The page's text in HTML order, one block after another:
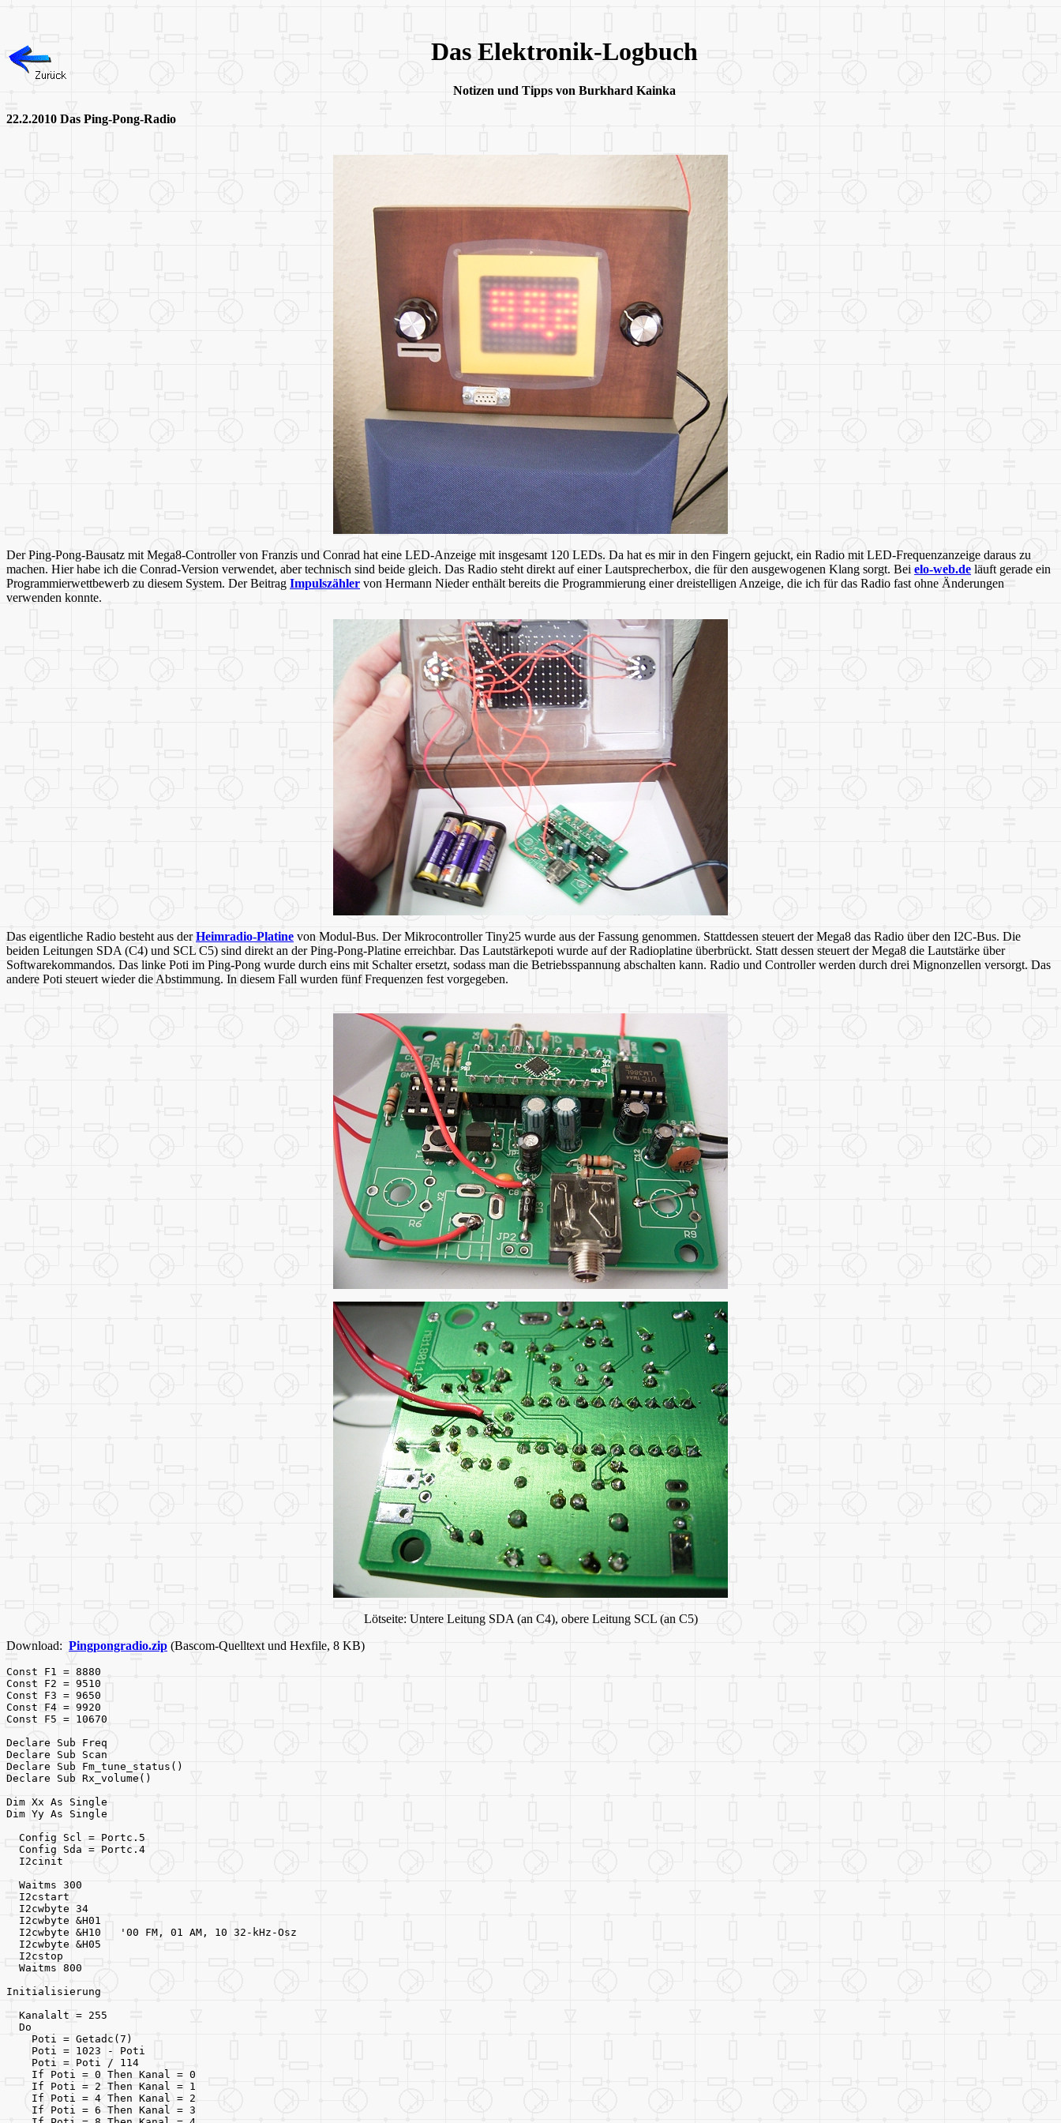
Das Elektronik-Logbuch
Notizen und Tipps von Burkhard Kainka
22.2.2010 Das Ping-Pong-Radio
Der Ping-Pong-Bausatz mit Mega8-Controller von Franzis und Conrad hat eine LED-Anzeige mit insgesamt 120 LEDs. Da hat es mir in den Fingern gejuckt, ein Radio mit LED-Frequenzanzeige daraus zu
machen. Hier habe ich die Conrad-Version verwendet, aber technisch sind beide gleich. Das Radio steht direkt auf einer Lautsprecherbox, die für den ausgewogenen Klang sorgt. Bei elo-web.de läuft gerade ein
Programmierwettbewerb zu diesem System. Der Beitrag Impulszähler von Hermann Nieder enthält bereits die Programmierung einer dreistelligen Anzeige, die ich für das Radio fast ohne Änderungen
verwenden konnte.
Das eigentliche Radio besteht aus derHeimradio-Platine von Modul-Bus. Der Mikrocontroller Tiny25 wurde aus der Fassung genommen. Stattdessen steuert der Mega8 das Radio über den I2C-Bus. Die
beiden Leitungen SDA (C4) und SCL C5) sind direkt an der Ping-Pong-Platine erreichbar. Das Lautstärkepoti wurde auf der Radioplatine überbrückt. Statt dessen steuert der Mega8 die Lautstärke über
Softwarekommandos. Das linke Poti im Ping-Pong wurde durch eins mit Schalter ersetzt, sodass man die Betriebsspannung abschalten kann. Radio und Controller werden durch drei Mignonzellen versorgt. Das
andere Poti steuert wieder die Abstimmung. In diesem Fall wurden fünf Frequenzen fest vorgegeben.
Lötseite: Untere Leitung SDA (an C4), obere Leitung SCL (an C5)
Download: Pingpongradio.zip (Bascom-Quelltext und Hexfile, 8 KB)
Const F1 = 8880
Const F2 = 9510
Const F3 = 9650
Const F4 = 9920
Const F5 = 10670
Declare Sub Freq
Declare Sub Scan
Declare Sub Fm_tune_status()
Declare Sub Rx_volume()
Dim Xx As Single
Dim Yy As Single
  Config Scl = Portc.5
  Config Sda = Portc.4
  I2cinit
  Waitms 300
  I2cstart
  I2cwbyte 34
  I2cwbyte &H01
  I2cwbyte &H10   '00 FM, 01 AM, 10 32-kHz-Osz
  I2cwbyte &H05
  I2cstop
  Waitms 800
Initialisierung
  Kanalalt = 255
  Do
    Poti = Getadc(7)
    Poti = 1023 - Poti
    Poti = Poti / 114
    If Poti = 0 Then Kanal = 0
    If Poti = 2 Then Kanal = 1
    If Poti = 4 Then Kanal = 2
    If Poti = 6 Then Kanal = 3